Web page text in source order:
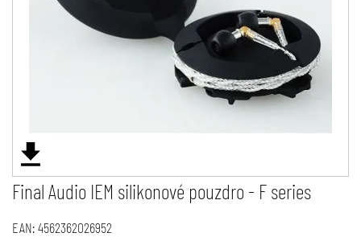
Final Audio IEM silikonové pouzdro - F series
EAN:4562362026952